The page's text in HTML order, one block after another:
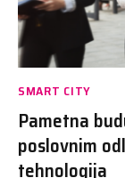
SMART CITY
Pametna
poslovnim
tehnologija